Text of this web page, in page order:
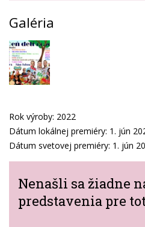
Galéria
Rok výroby: 2022
Dátum lokálnej premiéry: 1. jún
Dátum svetovej premiéry: 1. jún
Nenašli sa žiadne
predstavenia pre